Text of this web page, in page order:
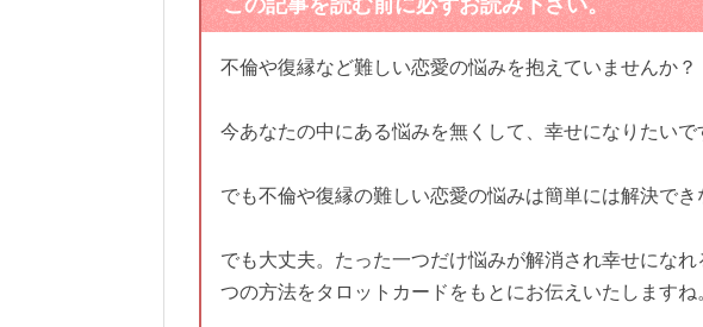
この記事を読む前に必ずお読み下さい。
不倫や復縁など難しい恋愛の悩みを抱えていませんか？
今あなたの中にある悩みを無くして、幸せになりたいで
でも不倫や復縁の難しい恋愛の悩みは簡単には解決でき
でも大丈夫。たった一つだけ悩みが解消され幸せにな
つの方法をタロットカードをもとにお伝えいたしますね